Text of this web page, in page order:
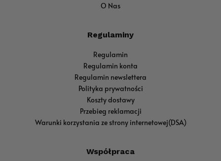
O Nas
Regulaminy
Regulamin
Regulamin konta
Regulamin newslettera
Polityka prywatności
Koszty dostawy
Przebieg reklamacji
Warunki korzystania ze strony internetowej(DSA)
Współpraca